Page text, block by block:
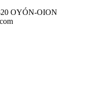
OYÓN-OION